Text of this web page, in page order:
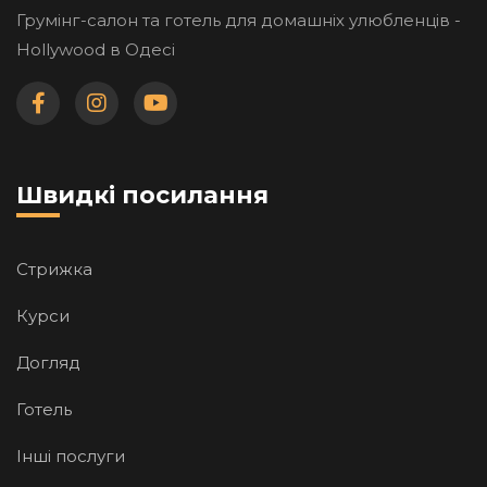
Грумінг-салон та готель для домашніх улюбленців -
Hollywood в Одесі
Швидкі посилання
Стрижка
Курси
Догляд
Готель
Iншi послуги